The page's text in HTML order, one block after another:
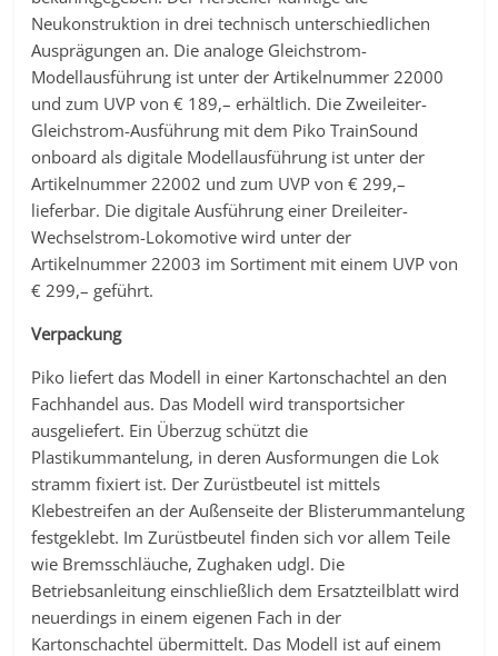
Neukonstruktion in drei technisch unterschiedlichen
Ausprägungen an. Die analoge Gleichstrom-
Modellausführung ist unter der Artikelnummer 22000
und zum UVP von € 189,– erhältlich. Die Zweileiter-
Gleichstrom-Ausführung mit dem Piko TrainSound
onboard als digitale Modellausführung ist unter der
Artikelnummer 22002 und zum UVP von € 299,–
lieferbar. Die digitale Ausführung einer Dreileiter-
Wechselstrom-Lokomotive wird unter der
Artikelnummer 22003 im Sortiment mit einem UVP von
€ 299,– geführt.
Verpackung
Piko liefert das Modell in einer Kartonschachtel an den
Fachhandel aus. Das Modell wird transportsicher
ausgeliefert. Ein Überzug schützt die
Plastikummantelung, in deren Ausformungen die Lok
stramm fixiert ist. Der Zurüstbeutel ist mittels
Klebestreifen an der Außenseite der Blisterummantelung
festgeklebt. Im Zurüstbeutel finden sich vor allem Teile
wie Bremsschläuche, Zughaken udgl. Die
Betriebsanleitung einschließlich dem Ersatzteilblatt wird
neuerdings in einem eigenen Fach in der
Kartonschachtel übermittelt. Das Modell ist auf einem